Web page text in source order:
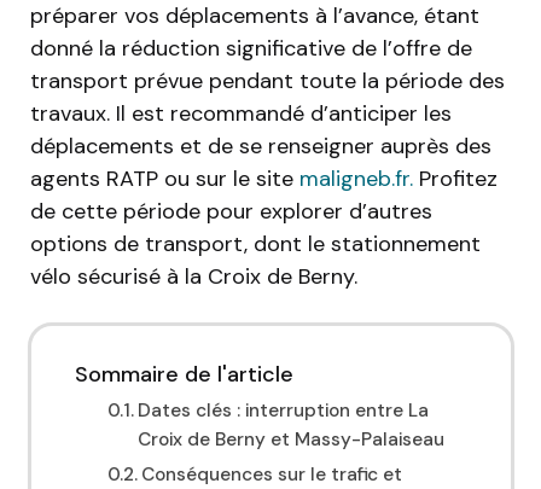
préparer vos déplacements à l’avance, étant
donné la réduction significative de l’offre de
transport prévue pendant toute la période des
travaux. Il est recommandé d’anticiper les
déplacements et de se renseigner auprès des
agents RATP ou sur le site maligneb.fr. Profitez
de cette période pour explorer d’autres
options de transport, dont le stationnement
vélo sécurisé à la Croix de Berny.
Sommaire de l'article
Dates clés : interruption entre La
Croix de Berny et Massy-Palaiseau
Conséquences sur le trafic et